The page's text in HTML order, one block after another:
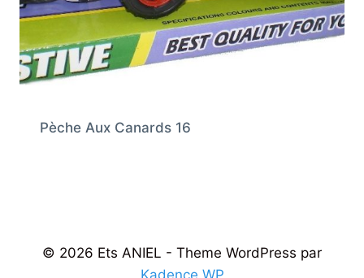
Pèche Aux Canards 16
© 2026 Ets ANIEL - Theme WordPress par
Kadence WP